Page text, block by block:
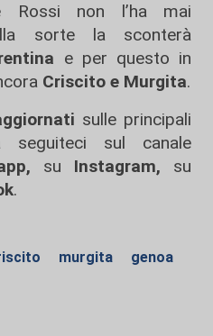
Rossi non l’ha mai
sorte la sconterà
e per questo in
Criscito e Murgita.
sulle principali
seguiteci sul canale
su Instagram, su
.
murgita
genoa